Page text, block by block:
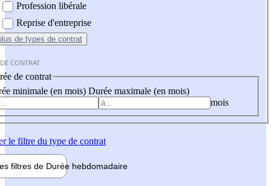
Profession libérale
Reprise d'entreprise
de types de contrat
CONTRAT
de contrat
minimale (en mois) Durée maximale (en mois)
mois
le filtre du type de contrat
filtres de Durée hebdomadaire